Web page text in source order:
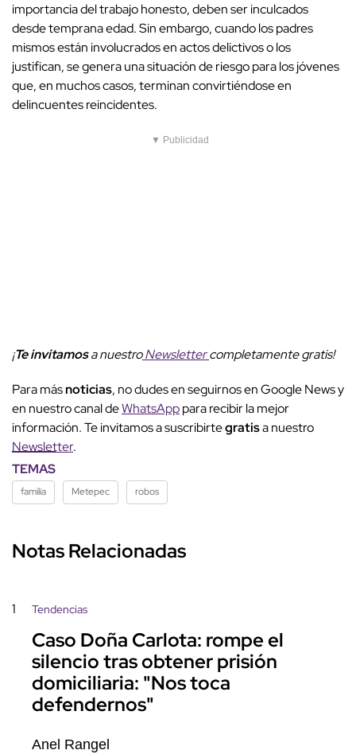
importancia del trabajo honesto, deben ser inculcados
desde temprana edad. Sin embargo, cuando los padres
mismos están involucrados en actos delictivos o los
justifican, se genera una situación de riesgo para los jóvenes
que, en muchos casos, terminan convirtiéndose en
delincuentes reincidentes.
▼ Publicidad
¡Te invitamosa nuestroNewslettercompletamente gratis!
Para másnoticias, no dudes en seguirnos en Google News y
en nuestro canal deWhatsApppara recibir la mejor
información. Te invitamos a suscribirtegratisa nuestro
Newsletter.
TEMAS
familia Metepec robos
Notas Relacionadas
1 Tendencias
Caso Doña Carlota: rompe el
silencio tras obtener prisión
domiciliaria: "Nos toca
defendernos"
Anel Rangel